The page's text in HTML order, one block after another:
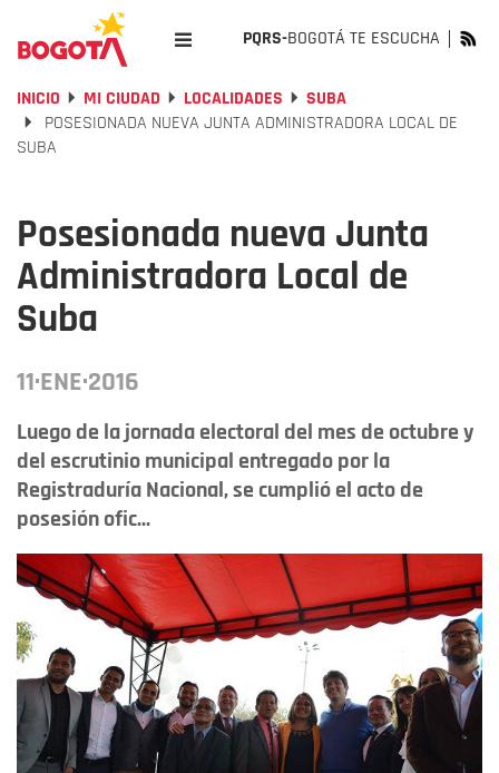
PQRS-BOGOTÁ TE ESCUCHA
INICIO MI CIUDAD LOCALIDADES
SUBA
POSESIONADA NUEVA JUNTA ADMINISTRADORA LOCAL DE
SUBA
Posesionada nueva Junta
Administradora Local de
Suba
11·ENE·2016
Luego de la jornada electoral del mes de octubre y
del escrutinio municipal entregado por la
Registraduría Nacional, se cumplió el acto de
posesión ofic...